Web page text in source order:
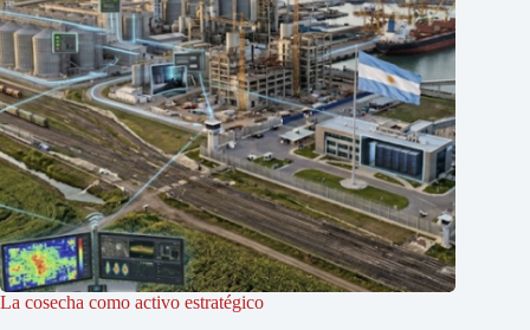
La cosecha como activo estratégico